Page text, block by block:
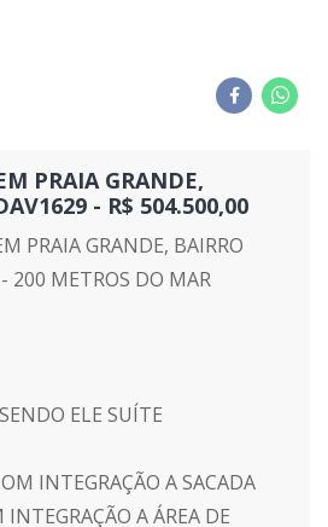
PRAIA GRANDE,
- R$ 504.500,00
PRAIA GRANDE, BAIRRO
200 METROS DO MAR
ELE SUÍTE
INTEGRAÇÃO A SACADA
A ÁREA DE